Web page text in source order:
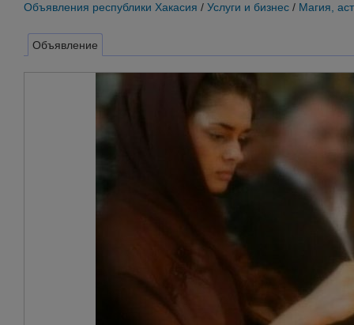
Объявления республики Хакасия / Услуги и бизнес / Магия,
Объявление